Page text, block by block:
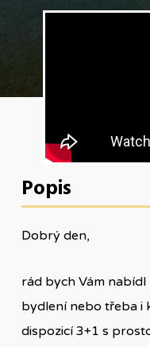
Popis
Dobrý den,
rád bych Vám
bydlení nebo třeba i
dispozicí 3+1 s